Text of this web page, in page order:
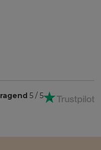
5 / 5